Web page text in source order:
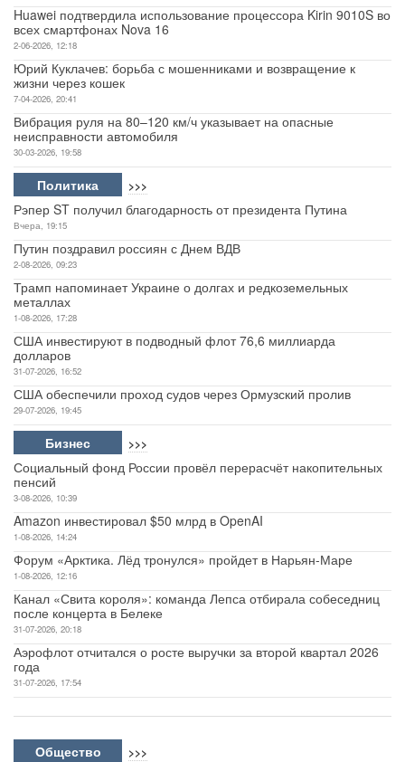
Спорт
Контакты
Huawei подтвердила использование процессора Kirin 9010S во
всех смартфонах Nova 16
2-06-2026, 12:18
Юрий Куклачев: борьба с мошенниками и возвращение к
жизни через кошек
7-04-2026, 20:41
Вибрация руля на 80–120 км/ч указывает на опасные
неисправности автомобиля
30-03-2026, 19:58
Политика >>>
Рэпер ST получил благодарность от президента Путина
Вчера, 19:15
Путин поздравил россиян с Днем ВДВ
2-08-2026, 09:23
Трамп напоминает Украине о долгах и редкоземельных
металлах
1-08-2026, 17:28
США инвестируют в подводный флот 76,6 миллиарда
долларов
31-07-2026, 16:52
США обеспечили проход судов через Ормузский пролив
29-07-2026, 19:45
Бизнес >>>
Социальный фонд России провёл перерасчёт накопительных
пенсий
3-08-2026, 10:39
Amazon инвестировал $50 млрд в OpenAI
1-08-2026, 14:24
Форум «Арктика. Лёд тронулся» пройдет в Нарьян-Маре
1-08-2026, 12:16
Канал «Свита короля»: команда Лепса отбирала собеседниц
после концерта в Белеке
31-07-2026, 20:18
Аэрофлот отчитался о росте выручки за второй квартал 2026
года
31-07-2026, 17:54
Общество >>>